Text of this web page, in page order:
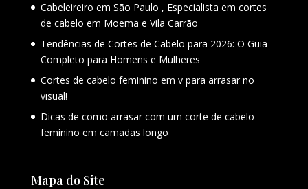
Cabeleireiro em São Paulo , Especialista em cortes
de cabelo em Moema e Vila Carrão
Tendências de Cortes de Cabelo para 2026: O Guia
Completo para Homens e Mulheres
Cortes de cabelo feminino em v para arrasar no
visual!
Dicas de como arrasar com um corte de cabelo
feminino em camadas longo
Mapa do Site